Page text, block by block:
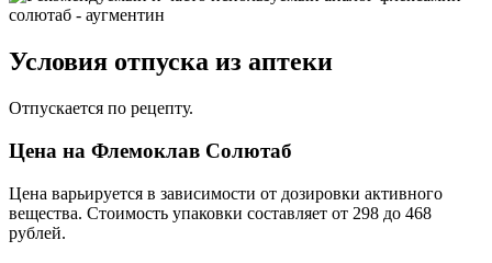
Условия отпуска из аптеки
Отпускается по рецепту.
Цена на Флемоклав Солютаб
Цена варьируется в зависимости от дозировки активного
вещества. Стоимость упаковки составляет от 298 до 468
рублей.